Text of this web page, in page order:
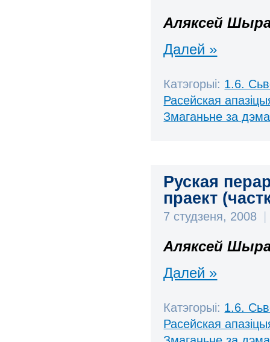
Аляксей
Далей »
Катэгорыі: 1.6.
Расейская
Змаганьне за
Руская
праект
7 студзеня, 2008
Аляксей
Далей »
Катэгорыі: 1.6.
Расейская